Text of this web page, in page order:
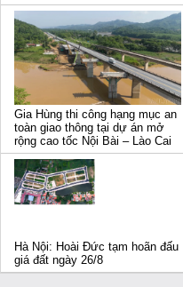
Gia Hùng thi công hạng mục an
toàn giao thông tại dự án mở
rộng cao tốc Nội Bài – Lào Cai
Hà Nội: Hoài Đức tạm hoãn đấu
giá đất ngày 26/8